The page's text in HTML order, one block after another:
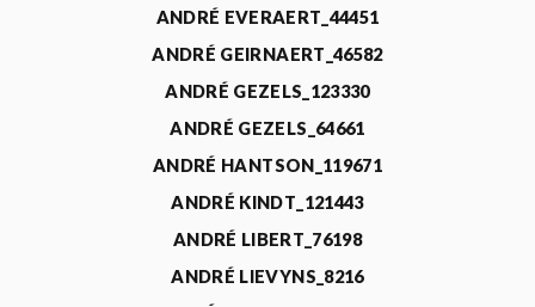
ANDRÉ EVERAERT_44451
ANDRÉ GEIRNAERT_46582
ANDRÉ GEZELS_123330
ANDRÉ GEZELS_64661
ANDRÉ HANTSON_119671
ANDRÉ KINDT_121443
ANDRÉ LIBERT_76198
ANDRÉ LIEVYNS_8216